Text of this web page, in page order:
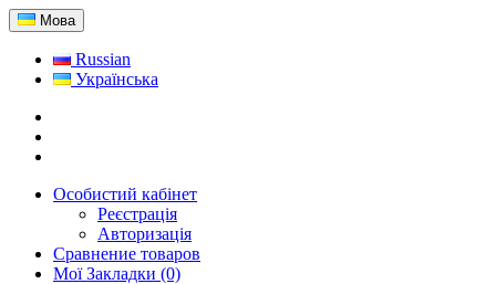
Мова
Russian
Українська
Особистий кабінет
Реєстрація
Авторизація
Сравнение товаров
Мої Закладки (0)